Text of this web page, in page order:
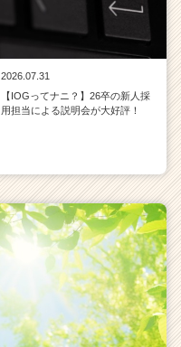
2026.07.31
【IOGってナニ？】26卒の新人採
用担当による説明会が大好評！